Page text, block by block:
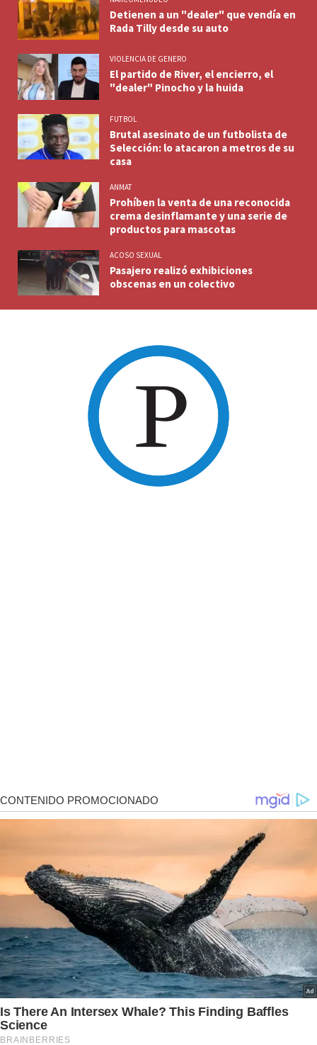
Detienen a un "dealer" que vendía en
Rada Tilly desde su auto
VIOLENCIA DE GENERO
El partido de River, el encierro, el
"dealer" Pinocho y la huida
FUTBOL
Brutal asesinato de un futbolista de
Selección: lo atacaron a metros de su
casa
ANMAT
Prohíben la venta de una reconocida
crema desinflamante y una serie de
productos para mascotas
ACOSO SEXUAL
Pasajero realizó exhibiciones
obscenas en un colectivo